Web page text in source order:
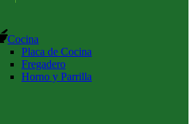
Cocina
Placa de Cocina
Fregadero
Horno y Parrilla